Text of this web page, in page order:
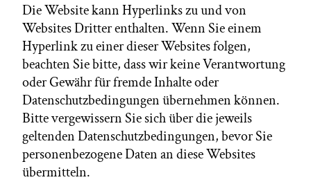
Die Website kann Hyperlinks zu und von
Websites Dritter enthalten. Wenn Sie einem
Hyperlink zu einer dieser Websites folgen,
beachten Sie bitte, dass wir keine Verantwortung
oder Gewähr für fremde Inhalte oder
Datenschutzbedingungen übernehmen können.
Bitte vergewissern Sie sich über die jeweils
geltenden Datenschutzbedingungen, bevor Sie
personenbezogene Daten an diese Websites
übermitteln.